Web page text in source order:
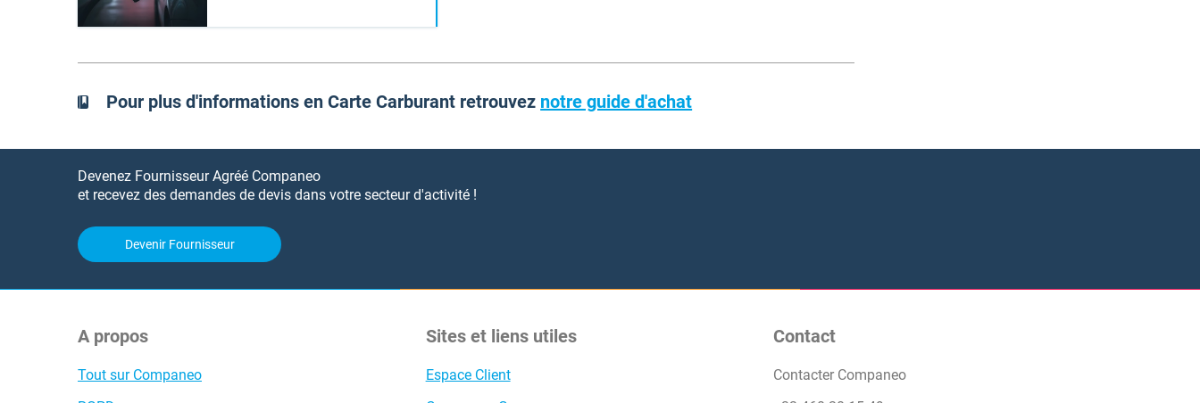
Pour plus d'informations en Carte Carburant retrouvez notre guide d'achat
Devenez Fournisseur Agréé Companeo
et recevez des demandes de devis dans votre secteur d'activité !
Devenir Fournisseur
A propos
Tout sur Companeo
Sites et liens utiles
Espace Client
Contact
Contacter Companeo